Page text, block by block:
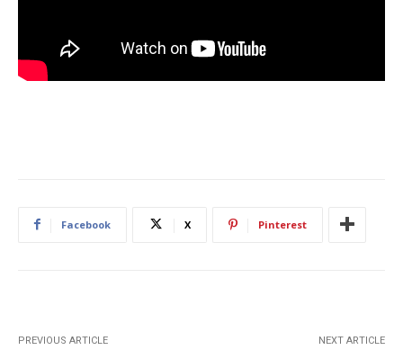
Facebook X Pinterest
PREVIOUS ARTICLE NEXT ARTICLE